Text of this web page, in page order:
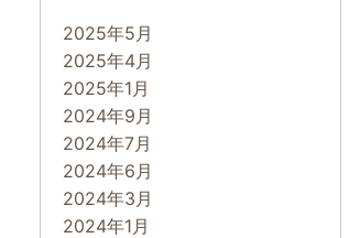
2025年5月
2025年4月
2025年1月
2024年9月
2024年7月
2024年6月
2024年3月
2024年1月